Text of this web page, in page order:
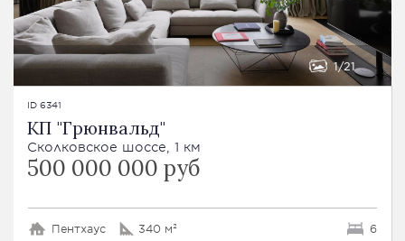
1 21
ID 6341
КП "Грюнвальд"
Сколковское шоссе, 1 км
500 000 000 руб
Пентхаус 340 м² 6